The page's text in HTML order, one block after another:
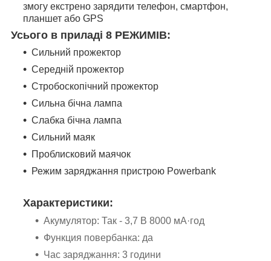
змогу екстрено зарядити телефон, смартфон,
планшет або GPS
Усього в приладі 8 РЕЖИМІВ:
Сильний прожектор
Середній прожектор
Стробоскопічний прожектор
Сильна бічна лампа
Слабка бічна лампа
Сильний маяк
Проблисковий маячок
Режим заряджання пристрою Powerbank
Характеристики:
Акумулятор: Так - 3,7 В 8000 мА·год
Функция повербанка: да
Час заряджання: 3 години